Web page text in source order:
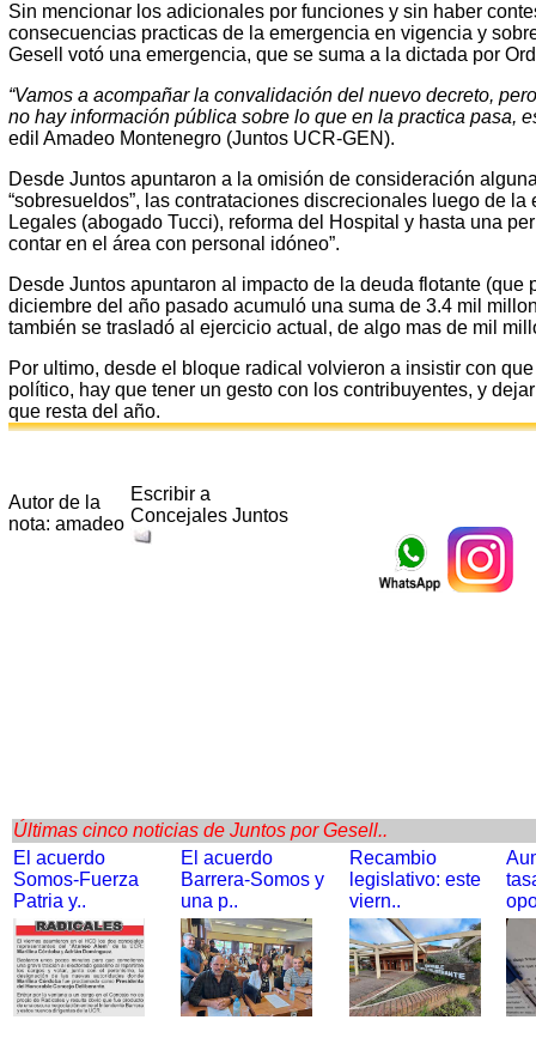
Sin mencionar los adicionales por funciones y sin haber
consecuencias practicas de la emergencia en vigencia y
Gesell votó una emergencia, que se suma a la dictada por
“Vamos a acompañar la convalidación del nuevo decreto,
no hay información pública sobre lo que en la practica pasa,
edil Amadeo Montenegro (Juntos UCR-GEN).
Desde Juntos apuntaron a la omisión de consideración
“sobresueldos”, las contrataciones discrecionales luego de
Legales (abogado Tucci), reforma del Hospital y hasta una
contar en el área con personal idóneo”.
Desde Juntos apuntaron al impacto de la deuda flotante (que
diciembre del año pasado acumuló una suma de 3.4 mil
también se trasladó al ejercicio actual, de algo mas de mil
Por ultimo, desde el bloque radical volvieron a insistir con
político, hay que tener un gesto con los contribuyentes, y
que resta del año.
Autor de la
nota: amadeo
Escribir a
Concejales Juntos
Últimas cinco noticias de Juntos por Gesell..
El acuerdo
Somos-Fuerza
Patria y..
El acuerdo
Barrera-Somos y
una p..
Recambio
legislativo: este
viern..